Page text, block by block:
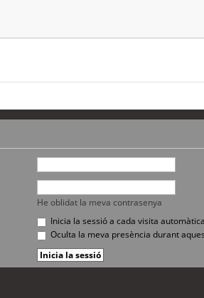
He oblidat la meva contrasenya
Inicia la sessió a cada visita
Oculta la meva presència durant